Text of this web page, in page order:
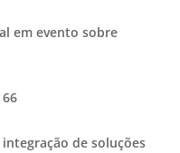
em evento sobre
de soluções